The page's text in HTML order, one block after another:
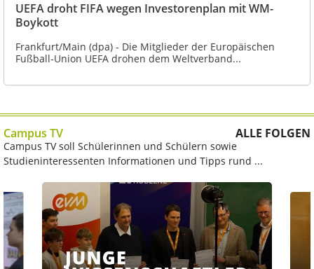
UEFA droht FIFA wegen Investorenplan mit WM-
Boykott
Frankfurt/Main (dpa) - Die Mitglieder der Europäischen
Fußball-Union UEFA drohen dem Weltverband...
Campus TV ALLE FOLGEN
Campus TV soll Schülerinnen und Schülern sowie
Studieninteressenten Informationen und Tipps rund ...